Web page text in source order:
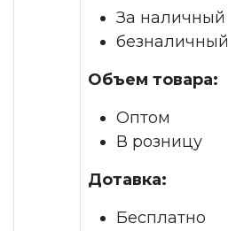
За наличный
безналичный
Объем товара:
Оптом
В розницу
Дотавка:
Бесплатно